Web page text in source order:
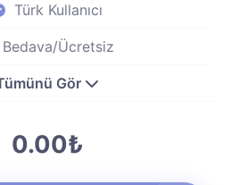
Türk Kullanıcı
Bedava/Ücretsiz
Gör
0.00₺